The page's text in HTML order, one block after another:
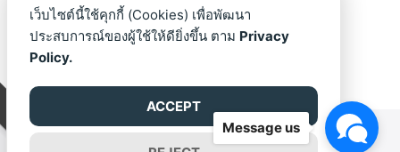
©2026 THAISAFE.CO.TH. ALL RIGHTS RESERVED.
Message us
เว็บไซต์นี้ใช้คุกกี้ (Cookies) เพื่อพัฒนา
ประสบการณ์ของผู้ใช้ให้ดียิ่งขึ้น ตาม Privacy
Policy.
ACCEPT